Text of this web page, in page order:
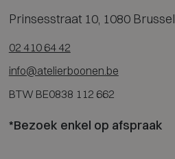
Prinsesstraat 10, 1080 Brussel
02 410 64 42
info@atelierboonen.be
BTW BE0838 112 662
*Bezoek enkel op afspraak